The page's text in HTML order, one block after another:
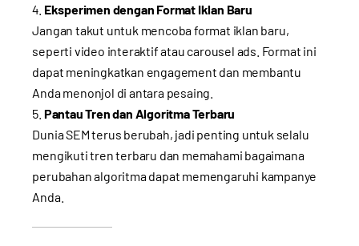
Eksperimen dengan Format Iklan Baru
Jangan takut untuk mencoba format iklan baru,
seperti video interaktif atau carousel ads. Format ini
dapat meningkatkan engagement dan membantu
Anda menonjol di antara pesaing.
Pantau Tren dan Algoritma Terbaru
Dunia SEM terus berubah, jadi penting untuk selalu
mengikuti tren terbaru dan memahami bagaimana
perubahan algoritma dapat memengaruhi kampanye
Anda.